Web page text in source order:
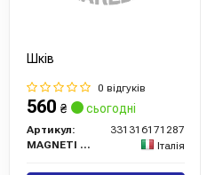
Шків
0 відгуків
560 ₴ сьогодні
Артикул:
331316171287
MAGNETI MARELLI
Італія